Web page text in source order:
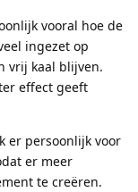
vooral hoe de
ingezet op
vrij kaal blijven.
effect geeft
er persoonlijk voor
er meer
te creëren.